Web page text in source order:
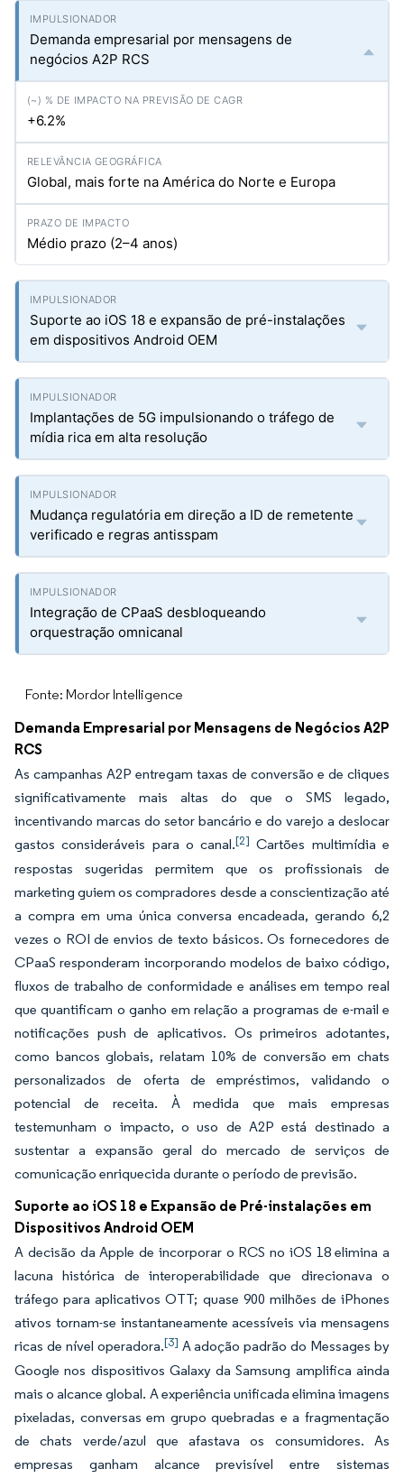
Demanda empresarial por mensagens de
negócios A2P RCS
+6.2%
Global, mais forte na América do Norte e Europa
Médio prazo (2–4 anos)
Suporte ao iOS 18 e expansão de pré-instalações
em dispositivos Android OEM
Implantações de 5G impulsionando o tráfego de
mídia rica em alta resolução
Mudança regulatória em direção a ID de remetente
verificado e regras antisspam
Integração de CPaaS desbloqueando
orquestração omnicanal
Fonte: Mordor Intelligence
Demanda Empresarial por Mensagens de Negócios A2P
RCS
As campanhas A2P entregam taxas de conversão e de cliques
significativamente mais altas do que o SMS legado,
incentivando marcas do setor bancário e do varejo a deslocar
gastos consideráveis para o canal.[2] Cartões multimídia e
respostas sugeridas permitem que os profissionais de
marketing guiem os compradores desde a conscientização até
a compra em uma única conversa encadeada, gerando 6,2
vezes o ROI de envios de texto básicos. Os fornecedores de
CPaaS responderam incorporando modelos de baixo código,
fluxos de trabalho de conformidade e análises em tempo real
que quantificam o ganho em relação a programas de e-mail e
notificações push de aplicativos. Os primeiros adotantes,
como bancos globais, relatam 10% de conversão em chats
personalizados de oferta de empréstimos, validando o
potencial de receita. À medida que mais empresas
testemunham o impacto, o uso de A2P está destinado a
sustentar a expansão geral do mercado de serviços de
comunicação enriquecida durante o período de previsão.
Suporte ao iOS 18 e Expansão de Pré-instalações em
Dispositivos Android OEM
A decisão da Apple de incorporar o RCS no iOS 18 elimina a
lacuna histórica de interoperabilidade que direcionava o
tráfego para aplicativos OTT; quase 900 milhões de iPhones
ativos tornam-se instantaneamente acessíveis via mensagens
ricas de nível operadora.[3] A adoção padrão do Messages by
Google nos dispositivos Galaxy da Samsung amplifica ainda
mais o alcance global. A experiência unificada elimina imagens
pixeladas, conversas em grupo quebradas e a fragmentação
de chats verde/azul que afastava os consumidores. As
empresas ganham alcance previsível entre sistemas